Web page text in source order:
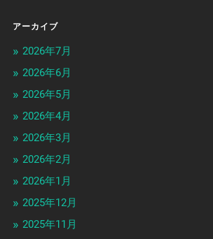
アーカイブ
2026年7月
2026年6月
2026年5月
2026年4月
2026年3月
2026年2月
2026年1月
2025年12月
2025年11月